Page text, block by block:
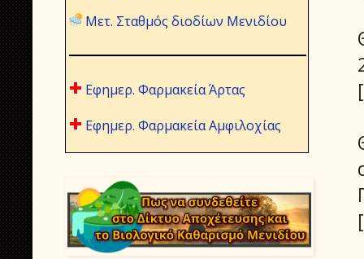
Μετ. Σταθμός διοδίων Μενιδίου
Εφημερ. Φαρμακεία Άρτας
Εφημερ. Φαρμακεία Αμφιλοχίας